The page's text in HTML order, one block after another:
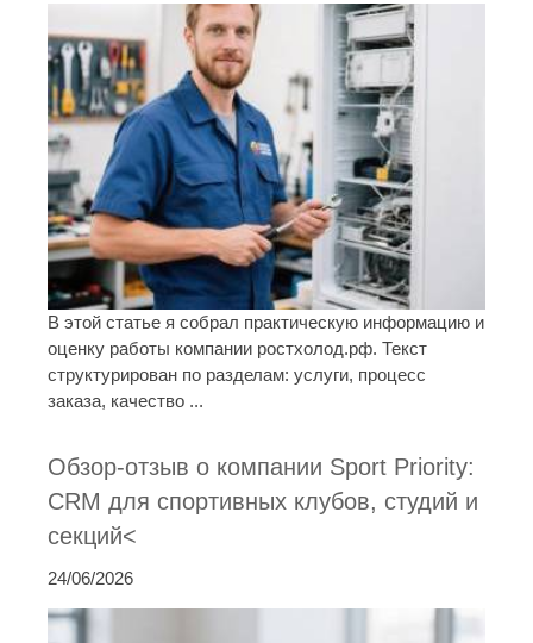
В этой статье я собрал практическую информацию и
оценку работы компании ростхолод.рф. Текст
структурирован по разделам: услуги, процесс
заказа, качество ...
Обзор-отзыв о компании Sport Priority:
CRM для спортивных клубов, студий и
секций<
24/06/2026